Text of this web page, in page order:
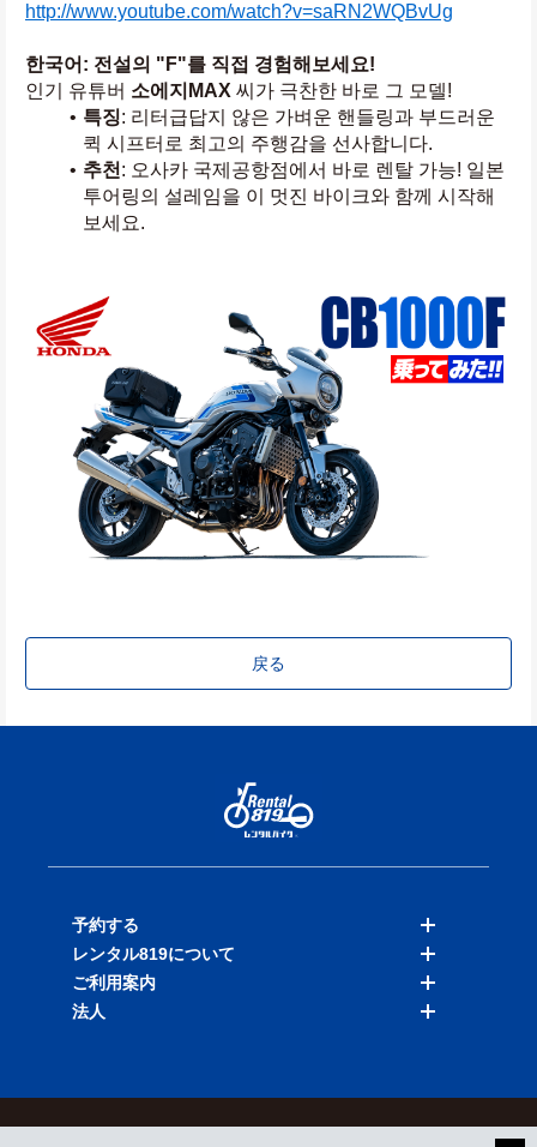
http://www.youtube.com/watch?v=saRN2WQBvUg
한국어: 전설의 "F"를 직접 경험해보세요!
인기 유튜버 소에지MAX 씨가 극찬한 바로 그 모델!
특징: 리터급답지 않은 가벼운 핸들링과 부드러운
퀵 시프터로 최고의 주행감을 선사합니다.
추천 : 오사카 국제공항점에서 바로 렌탈 가능! 일본
투어링의 설레임을 이 멋진 바이크와 함께 시작해
보세요.
戻る
予約する
バイクを探す
店舗を探す
レンタル819について
料金表
ご利用案内
法人